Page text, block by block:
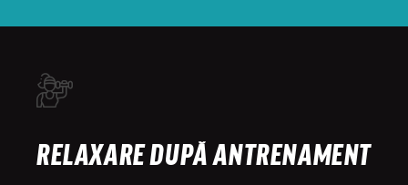
RELAXARE DUPĂ ANTRENAMENT
RELAXARE DUPĂ ANTRENAMENT